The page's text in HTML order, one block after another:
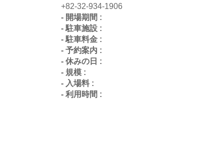
+82-32-934-1906
- 開場期間 :
- 駐車施設 :
- 駐車料金 :
- 予約案内 :
- 休みの日 :
- 規模 :
- 入場料 :
- 利用時間 :